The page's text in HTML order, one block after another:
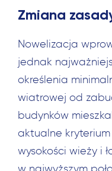
Zmiana
Nowelizacja
jednak
określenia
wiatrowej od
budynków
aktualne kryterium
wysokości wieży i